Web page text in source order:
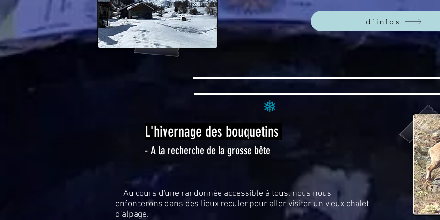
+ d'infos
❅
L'hivernage des bouquetins
- A la recherche de la grosse bête
Au cours d'une randonnée accessible à tous, nous nous
enfoncerons dans des lieux reculer pour aller visiter un vieux chalet
d'alpage.